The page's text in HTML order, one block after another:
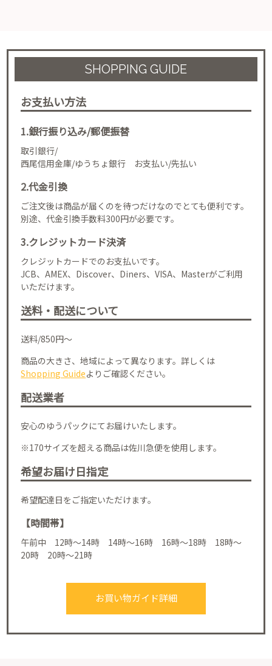
SHOPPING GUIDE
お支払い方法
1.銀行振り込み/郵便振替
取引銀行/
西尾信用金庫/ゆうちょ銀行 お支払い/先払い
2.代金引換
ご注文後は商品が届くのを待つだけなのでとても便利です。
別途、代金引換手数料300円が必要です。
3.クレジットカード決済
クレジットカードでのお支払いです。
JCB、AMEX、Discover、Diners、VISA、Masterがご利用
いただけます。
送料・配送について
送料/850円～
商品の大きさ、地域によって異なります。詳しくは
Shopping Guideよりご確認ください。
配送業者
安心のゆうパックにてお届けいたします。
※170サイズを超える商品は佐川急便を使用します。
希望お届け日指定
希望配達日をご指定いただけます。
【時間帯】
午前中 12時～14時 14時～16時 16時～18時 18時～
20時 20時～21時
お買い物ガイド詳細